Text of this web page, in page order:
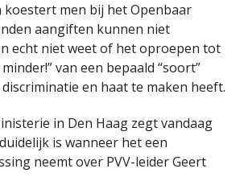
koestert men bij het Openbaar
aangiften kunnen niet
echt niet weet of het oproepen tot
van een bepaald “soort”
en haat te maken heeft.
in Den Haag zegt vandaag
is wanneer het een
neemt over PVV-leider Geert